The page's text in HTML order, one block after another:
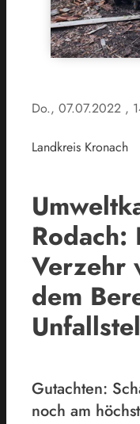
Do., 07.07.2022 ,
Landkreis Kronach
Rodach:
Verzehr
dem
Gutachten:
noch am